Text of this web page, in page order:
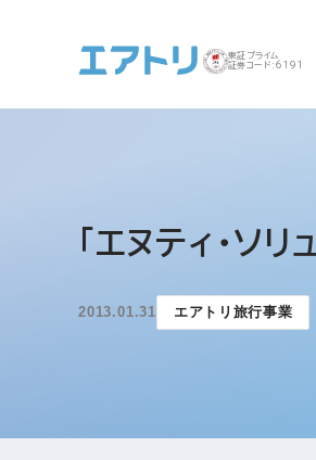
東証プライム
証券コード:6191
ップ
「エヌティ・ソ
2013.01.31 エアトリ旅行事業